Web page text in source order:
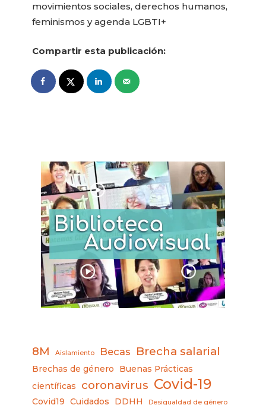
movimientos sociales, derechos humanos,
feminismos y agenda LGBTI+
Compartir esta publicación:
8M Aislamiento Becas Brecha salarial
Brechas de género
Buenas Prácticas
científicas
coronavirus Covid-19
Covid19 Cuidados DDHH Desigualdad de género